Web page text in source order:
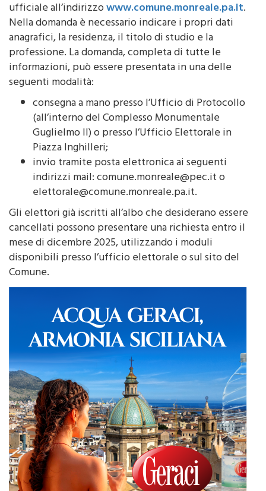
Nella domanda è necessario indicare i propri dati
anagrafici, la residenza, il titolo di studio e la
professione. La domanda, completa di tutte le
informazioni, può essere presentata in una delle
seguenti modalità:
consegna a mano presso l’Ufficio di Protocollo
(all’interno del Complesso Monumentale
Guglielmo II) o presso l’Ufficio Elettorale in
Piazza Inghilleri;
invio tramite posta elettronica ai seguenti
indirizzi mail: comune.monreale@pec.it o
elettorale@comune.monreale.pa.it.
Gli elettori già iscritti all’albo che desiderano essere
cancellati possono presentare una richiesta entro il
mese di dicembre 2025, utilizzando i moduli
disponibili presso l’ufficio elettorale o sul sito del
Comune.